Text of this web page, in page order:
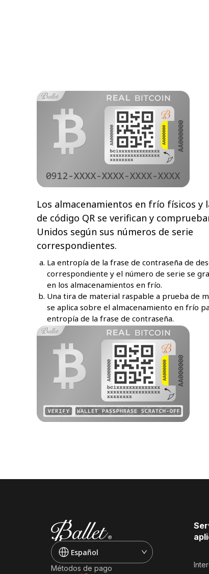
Los almacenamientos en frío físicos y
de código QR se verifican y
Unidos según sus números de serie
correspondientes.
La entropía de la frase de contraseña de
correspondiente y el número de serie se
en los almacenamientos en frío.
Una tira de material raspable a prueba de
se aplica sobre el almacenamiento en frío
entropía de la frase de contraseña.
Español
Métodos de pago